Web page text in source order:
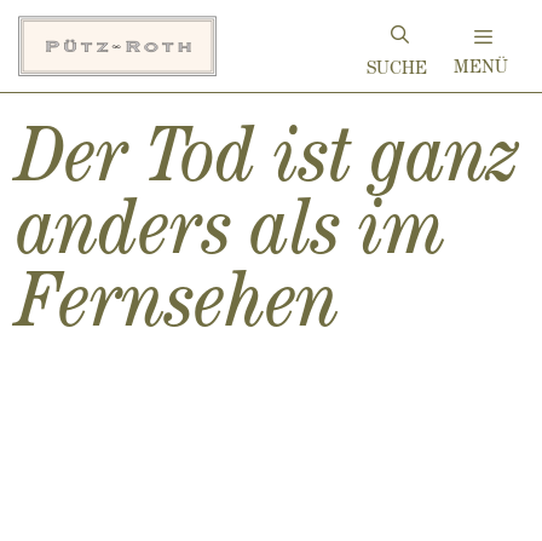
Zum
Inhalt
springen
MENÜ
Der Tod ist ganz
anders als im
Fernsehen